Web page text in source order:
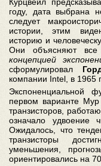
году, дата выбрана
следует
истории, этим
историю и
Они объясняют все
концепцией
сформулировал
компании Intel, в 1965
Экспоненциальной
первом варианте Мур
транзисторов,
означало удвоение
Ожидалось, что
транзисторы
уменьшения,
ориентировались на